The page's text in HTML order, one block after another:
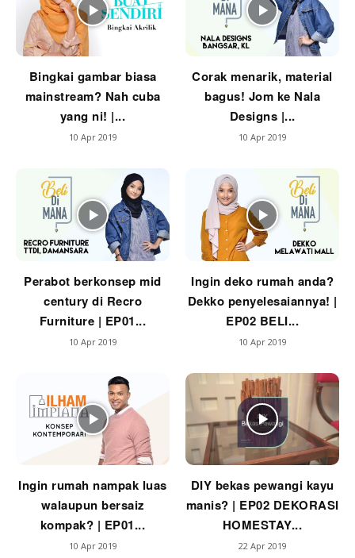
Ruang Tamu
Menarik Lagi
Casa Impiana
Impiana Makeover
Makeover Ruang Selebriti
Destinasi
Hartanah
High Rise
Landed
Beli Di Mana
Buat Sendiri
Ilham Impiana
Ilham Impiana Inspirasi Selebriti
Impiana TV
Casa Impiana
Impiana MakeOver
Lahar Dekor
Sembang Dekor
Sembang Laman
Tip Impiana
Bingkai gambar biasa
mainstream? Nah cuba
yang ni! |...
10 Apr 2019
Corak menarik, material
bagus! Jom ke Nala
Designs |...
10 Apr 2019
Perabot berkonsep mid
century di Recro
Furniture | EP01...
10 Apr 2019
Ingin deko rumah anda?
Dekko penyelesaiannya! |
EP02 BELI...
10 Apr 2019
Ingin rumah nampak luas
walaupun bersaiz
kompak? | EP01...
10 Apr 2019
DIY bekas pewangi kayu
manis? | EP02 DEKORASI
HOMESTAY...
22 Apr 2019